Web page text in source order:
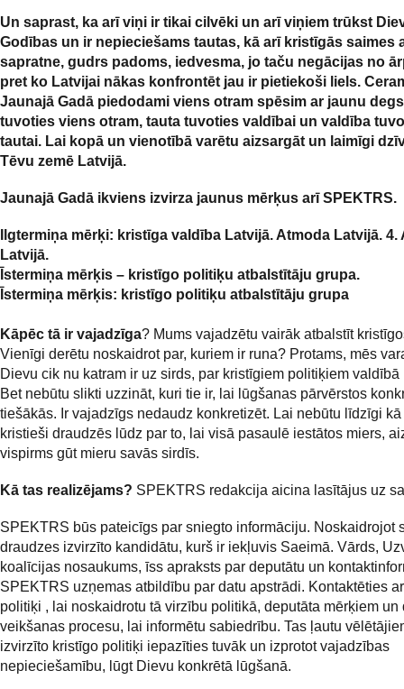
Un saprast, ka arī viņi ir tikai cilvēki un arī viņiem trūkst
Godības un ir nepieciešams tautas, kā arī kristīgās saimes
sapratne, gudrs padoms, iedvesma, jo taču negācijas no
pret ko Latvijai nākas konfrontēt jau ir pietiekoši liels.
Jaunajā Gadā piedodami viens otram spēsim ar jaunu
tuvoties viens otram, tauta tuvoties valdībai un valdība
tautai. Lai kopā un vienotībā varētu aizsargāt un laimīgi
Tēvu zemē Latvijā.
Jaunajā Gadā ikviens izvirza jaunus mērķus arī SPEKTRS.
Ilgtermiņa mērķi: kristīga valdība Latvijā. Atmoda Latvijā. 4.
Latvijā.
Īstermiņa mērķis – kristīgo politiķu atbalstītāju grupa.
Īstermiņa mērķis: kristīgo politiķu atbalstītāju grupa
Kāpēc tā ir vajadzīga? Mums vajadzētu vairāk atbalstīt
Vienīgi derētu noskaidrot par, kuriem ir runa? Protams, mēs
Dievu cik nu katram ir uz sirds, par kristīgiem politiķiem valdībā
Bet nebūtu slikti uzzināt, kuri tie ir, lai lūgšanas pārvērstos
tiešākās. Ir vajadzīgs nedaudz konkretizēt. Lai nebūtu līdzīgi kā
kristieši draudzēs lūdz par to, lai visā pasaulē iestātos miers,
vispirms gūt mieru savās sirdīs.
Kā tas realizējams? SPEKTRS redakcija aicina lasītājus uz
SPEKTRS būs pateicīgs par sniegto informāciju. Noskaidrojot
draudzes izvirzīto kandidātu, kurš ir iekļuvis Saeimā. Vārds,
koalīcijas nosaukums, īss apraksts par deputātu un
SPEKTRS uzņemas atbildību par datu apstrādi. Kontaktēties
politiķi , lai noskaidrotu tā virzību politikā, deputāta mērķiem un
veikšanas procesu, lai informētu sabiedrību. Tas ļautu
izvirzīto kristīgo politiķi iepazīties tuvāk un izprotot vajadzības
nepieciešamību, lūgt Dievu konkrētā lūgšanā.